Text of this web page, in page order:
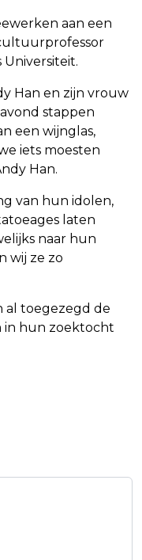
aan een
Universiteit.
Han en zijn vrouw
stappen
een wijnglas,
iets moesten
Han.
van hun idolen,
laten
naar hun
wij ze zo
al toegezegd de
in hun zoektocht